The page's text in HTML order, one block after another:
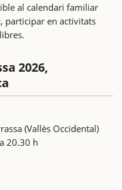
al calendari familiar
participar en activitats
2026,
(Vallès Occidental)
20.30 h